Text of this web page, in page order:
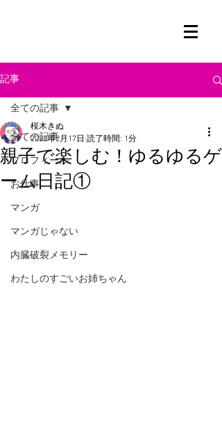
記事
全ての記事
プロフィール
お仕事
マンガ
マンガじゃない
内臓破裂メモリー
わたしのすごいお姉ちゃん
全ての記事
親子で楽しむ！ゆるゆるゲ
ーム日記①
桜木きぬ
2023年2月17日 読了時間: 1分